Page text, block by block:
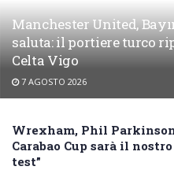
Manchester United,
saluta: il portiere turco
Celta Vigo
7 AGOSTO 2026
Wrexham, Phil
Carabao Cup sarà il
test”